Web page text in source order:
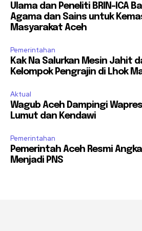
Ulama dan Peneliti BRIN-ICA
Agama dan Sains untuk
Masyarakat Aceh
Pemerintahan
Kak Na Salurkan Mesin Jahit
Kelompok Pengrajin di Lhok
Aktual
Wagub Aceh Dampingi
Lumut dan Kendawi
Pemerintahan
Pemerintah Aceh Resmi
Menjadi PNS